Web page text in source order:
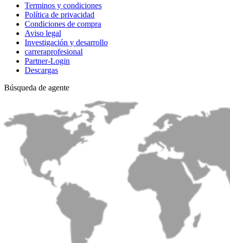
Terminos y condiciones
Política de privacidad
Condiciones de compra
Aviso legal
Investigación y desarrollo
carreraprofesional
Partner-Login
Descargas
Búsqueda de agente